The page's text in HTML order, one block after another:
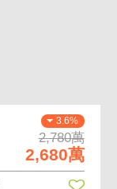
3.6%
2,780萬
2,680萬